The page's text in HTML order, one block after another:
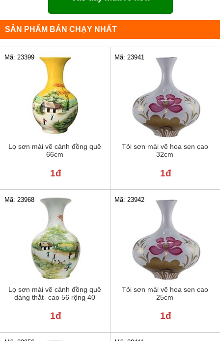
SẢN PHẨM BÁN CHẠY NHẤT
Lọ sơn mài vẽ cảnh đồng quê
66cm
Mã: 23399
1đ
Tỏi sơn mài vẽ hoa sen cao
32cm
Mã: 23941
1đ
Lọ sơn mài vẽ cảnh đồng quê
dáng thắt- cao 56 rộng 40
Mã: 23968
1đ
Tỏi sơn mài vẽ hoa sen cao
25cm
Mã: 23942
1đ